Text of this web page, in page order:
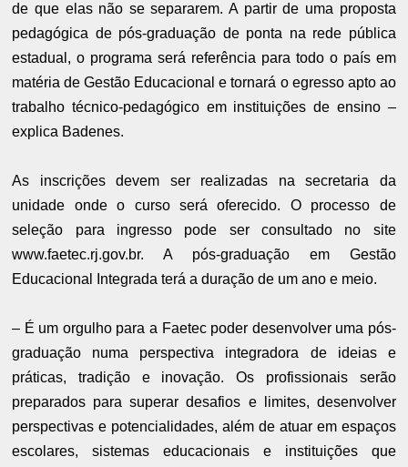
de que elas não se separarem. A partir de uma proposta
pedagógica de pós-graduação de ponta na rede pública
estadual, o programa será referência para todo o país em
matéria de Gestão Educacional e tornará o egresso apto ao
trabalho técnico-pedagógico em instituições de ensino –
explica Badenes.
As inscrições devem ser realizadas na secretaria da
unidade onde o curso será oferecido. O processo de
seleção para ingresso pode ser consultado no site
www.faetec.rj.gov.br. A pós-graduação em Gestão
Educacional Integrada terá a duração de um ano e meio.
– É um orgulho para a Faetec poder desenvolver uma pós-
graduação numa perspectiva integradora de ideias e
práticas, tradição e inovação. Os profissionais serão
preparados para superar desafios e limites, desenvolver
perspectivas e potencialidades, além de atuar em espaços
escolares, sistemas educacionais e instituições que